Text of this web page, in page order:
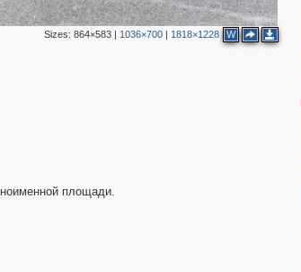
Sizes: 864×583| 1036×700| 1818×1228 W
2
2
площади.